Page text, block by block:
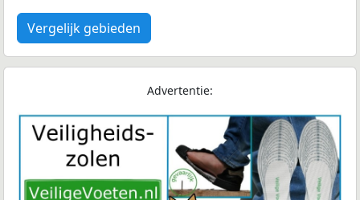
Vergelijk gebieden
Advertentie: